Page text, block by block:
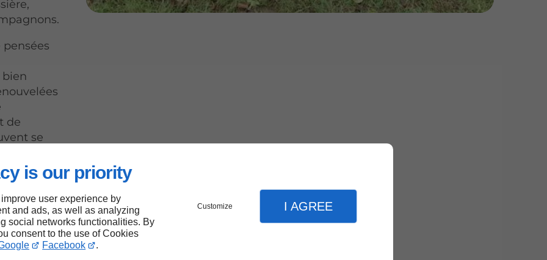
is our priority
user experience by
and ads, as well as analyzing
social networks functionalities. By
consent to the use of Cookies
Facebook .
Customize I AGREE
bien
de
se
d'Illac